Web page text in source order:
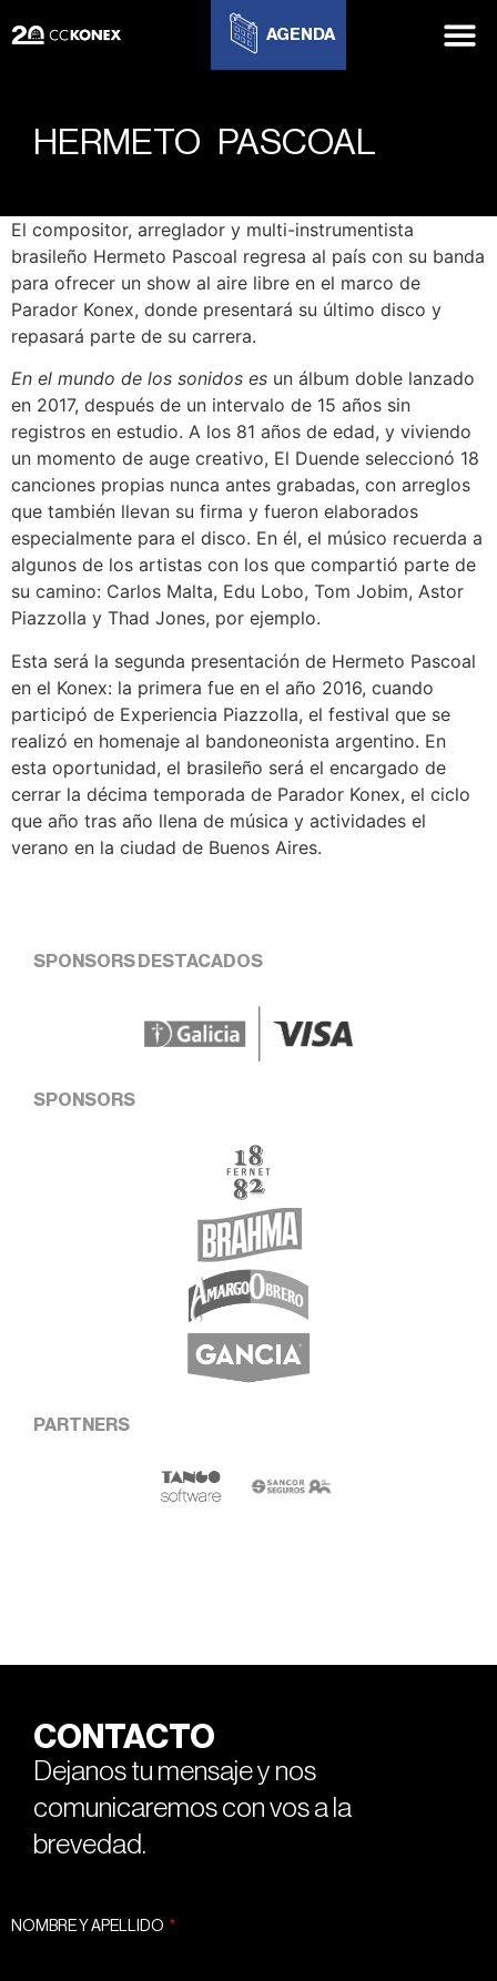
AGENDA
HERMETO PASCOAL
El compositor, arreglador y multi-instrumentista
brasileño Hermeto Pascoal regresa al país con su banda
para ofrecer un show al aire libre en el marco de
Parador Konex, donde presentará su último disco y
repasará parte de su carrera.
En el mundo de los sonidos es un álbum doble lanzado
en 2017, después de un intervalo de 15 años sin
registros en estudio. A los 81 años de edad, y viviendo
un momento de auge creativo, El Duende seleccionó 18
canciones propias nunca antes grabadas, con arreglos
que también llevan su firma y fueron elaborados
especialmente para el disco. En él, el músico recuerda a
algunos de los artistas con los que compartió parte de
su camino: Carlos Malta, Edu Lobo, Tom Jobim, Astor
Piazzolla y Thad Jones, por ejemplo.
Esta será la segunda presentación de Hermeto Pascoal
en el Konex: la primera fue en el año 2016, cuando
participó de Experiencia Piazzolla, el festival que se
realizó en homenaje al bandoneonista argentino. En
esta oportunidad, el brasileño será el encargado de
cerrar la décima temporada de Parador Konex, el ciclo
que año tras año llena de música y actividades el
verano en la ciudad de Buenos Aires.
SPONSORS DESTACADOS
SPONSORS
PARTNERS
CONTACTO
Dejanos tu mensaje y nos
comunicaremos con vos a la
brevedad.
NOMBRE Y APELLIDO